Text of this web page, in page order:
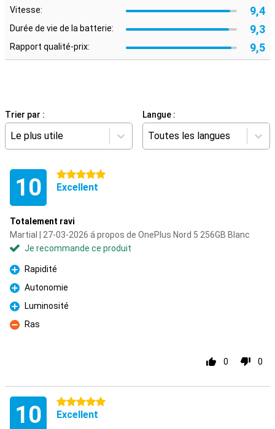
Vitesse: 9,4
Durée de vie de la batterie: 9,3
Rapport qualité-prix: 9,5
Trier par :
Le plus utile
Langue :
Toutes les langues
10 5 étoiles
Excellent
Totalement ravi
Martial | 27-03-2026 á propos de OnePlus Nord 5 256GB Blanc
Je recommande ce produit
Pour
Rapidité
Pour
Autonomie
Pour
Luminosité
Contre
Ras
0 0
10 5 étoiles
Excellent